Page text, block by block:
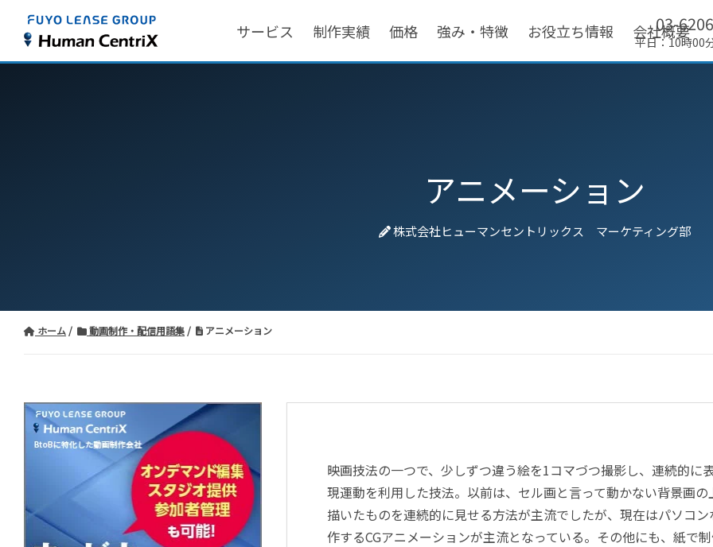
サービス 制作実績 価格 強み・特徴 お役立ち情報 会社概要
03-
平日：10時00
アニメーション
株式会社ヒューマンセントリックス マーケティング部
ホーム 動画制作・配信用語集 アニメーション
映画技法の一つで、少しずつ違う絵を1コマづつ撮影し、連続的に
現運動を利用した技法。以前は、セル画と言って動かない背景画
描いたものを連続的に見せる方法が主流でしたが、現在はパソコ
作するCGアニメーションが主流となっている。その他にも、紙で